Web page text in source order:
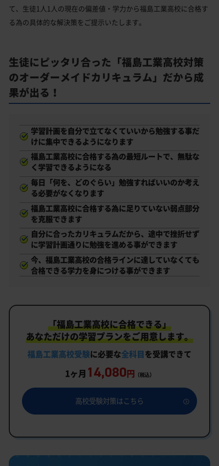
て、生徒1人1人の現在の偏差値・学力から福島工業高校に合格す
る為の具体的な解決策をご提示いたします。
生徒にピッタリ合った「福島工業高校対策
のオーダーメイドカリキュラム」だから成
果が出る！
学習計画を自分で立てなくていいから勉強する事だ
けに集中できるようになります
福島工業高校に合格する為の最短ルートで、無駄な
く学習できるようになる
毎日「何を、どのぐらい」勉強すればいいのか考え
る必要がなくなります
福島工業高校に合格する為に足りていない弱点部分
を克服できます
自分に合ったカリキュラムだから、途中で挫折せず
に学習計画通りに勉強を進める事ができます
今、福島工業高校の合格ラインに達していなくても
合格できる学力を身につける事ができます
「福島工業高校に合格できる」
あなただけの学習プランをご用意します。
福島工業高校受験に必要な全科目を受講できて
1ヶ月 14,080円 （税込）
高校受験対策はこちら